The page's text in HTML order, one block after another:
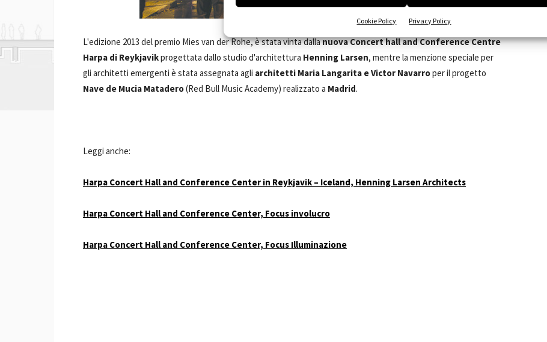
Cookie Policy Privacy Policy
L'edizione 2013 del premio Mies van der Rohe, è stata vinta dallanuova Concert hall and Conference Centre
Harpa di Reykjavikprogettata dallo studio d'architettura Henning Larsen, mentre la menzione speciale per
gli architetti emergenti è stata assegnata agli architetti Maria Langarita e Victor Navarroper il progetto
Nave de Mucia Matadero(Red Bull Music Academy) realizzato a Madrid.
Leggi anche:
Harpa Concert Hall and Conference Center in Reykjavik – Iceland, Henning Larsen Architects
Harpa Concert Hall and Conference Center, Focus involucro
Harpa Concert Hall and Conference Center, Focus Illuminazione